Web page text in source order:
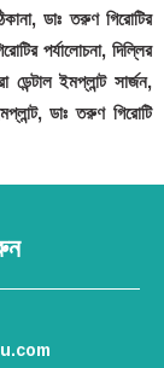
ডাঃ তরুণ গিরোটির
পর্যালোচনা, দিল্লির
ডেন্টাল ইমপ্লান্ট সার্জন,
ডাঃ তরুণ গিরোটি